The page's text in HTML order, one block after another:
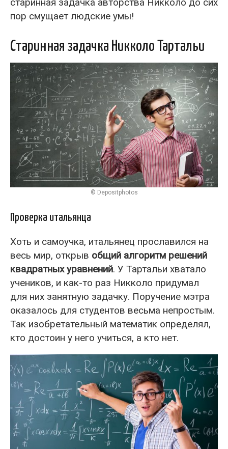
пор смущает людские умы!
Старинная задачка Никколо Тартальи
© Depositphotos
Проверка итальянца
Хоть и самоучка, итальянец прославился на
весь мир, открыв общий алгоритм решений
квадратных уравнений. У Тартальи хватало
учеников, и как-то раз Никколо придумал
для них занятную задачку. Поручение мэтра
оказалось для студентов весьма непростым.
Так изобретательный математик определял,
кто достоин у него учиться, а кто нет.